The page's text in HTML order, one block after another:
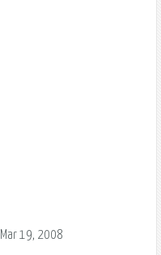
Mar 19, 2008